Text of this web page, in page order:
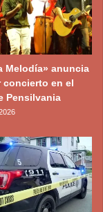
Melodía» anuncia
concierto en el
Pensilvania